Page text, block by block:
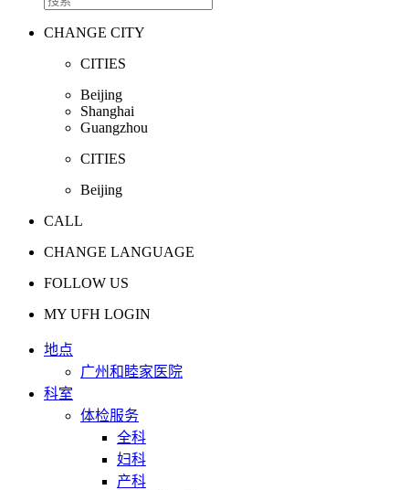
CHANGE CITY
CITIES
Beijing
Shanghai
Guangzhou
CITIES
Beijing
CALL
CHANGE LANGUAGE
FOLLOW US
MY UFH LOGIN
地点
广州和睦家医院
科室
体检服务
全科
妇科
产科